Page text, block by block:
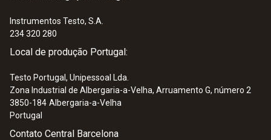
Kit Smart Testo 550i - Analisador de
aplicação com sondas de temperatura
de pinça wireless (NTC)
445,12 €
Instrumentos Testo, S.A.
234 320 280
Local de produção Portugal:
Testo Portugal, Unipessoal Lda.
Zona Industrial de Albergaria-a-Velha, Arruamento G, número 2
3850-184 Albergaria-a-Velha
Portugal
Contato Central Barcelona